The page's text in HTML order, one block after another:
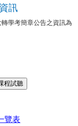
訊
學考簡章公告之資訊為
程試聽
覽表